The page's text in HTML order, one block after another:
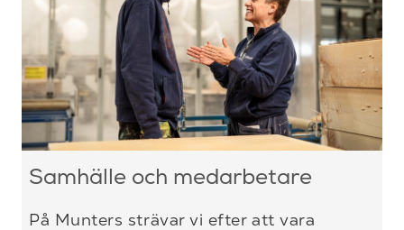
Samhälle och medarbetare
På Munters strävar vi efter att vara